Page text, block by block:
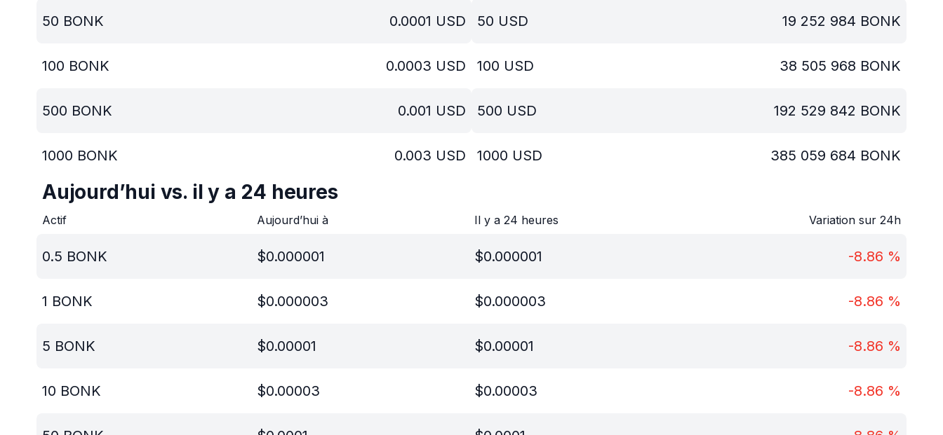
50 BONK 0.0001 USD
100 BONK 0.0003 USD
500 BONK 0.001 USD
1000 BONK 0.003 USD
50 USD 19 252 984 BONK
100 USD 38 505 968 BONK
500 USD 192 529 842 BONK
1000 USD 385 059 684 BONK
Aujourd’hui vs. il y a 24 heures
Actif Aujourd’hui à Il y a 24 heures Variation sur 24h
0.5 BONK $0.000001 $0.000001 -8.86 %
1 BONK $0.000003 $0.000003 -8.86 %
5 BONK $0.00001 $0.00001 -8.86 %
10 BONK $0.00003 $0.00003 -8.86 %